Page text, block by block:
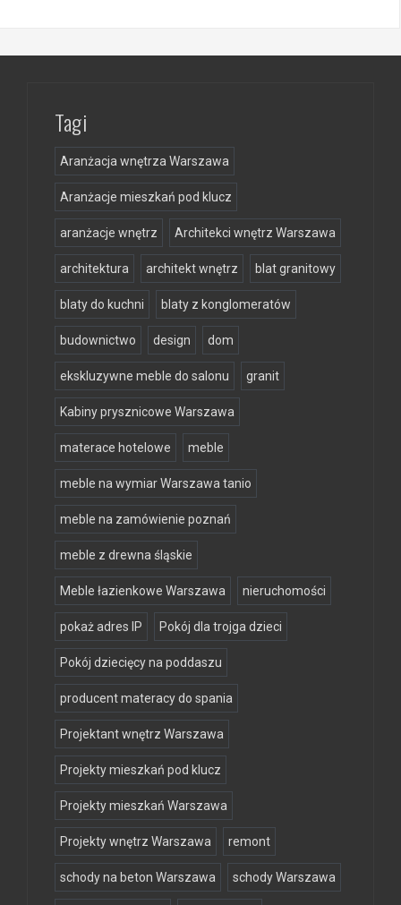
Tagi
Aranżacja wnętrza Warszawa
Aranżacje mieszkań pod klucz
aranżacje wnętrz Architekci wnętrz Warszawa
architektura architekt wnętrz blat granitowy
blaty do kuchni blaty z konglomeratów
budownictwo design dom
ekskluzywne meble do salonu granit
Kabiny prysznicowe Warszawa
materace hotelowe meble
meble na wymiar Warszawa tanio
meble na zamówienie poznań
meble z drewna śląskie
Meble łazienkowe Warszawa nieruchomości
pokaż adres IP Pokój dla trojga dzieci
Pokój dziecięcy na poddaszu
producent materacy do spania
Projektant wnętrz Warszawa
Projekty mieszkań pod klucz
Projekty mieszkań Warszawa
Projekty wnętrz Warszawa remont
schody na beton Warszawa schody Warszawa